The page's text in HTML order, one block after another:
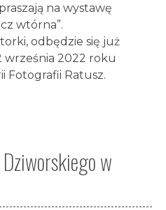
na wystawę
wtórna”.
odbędzie się już
września 2022 roku
Fotografii Ratusz.
w